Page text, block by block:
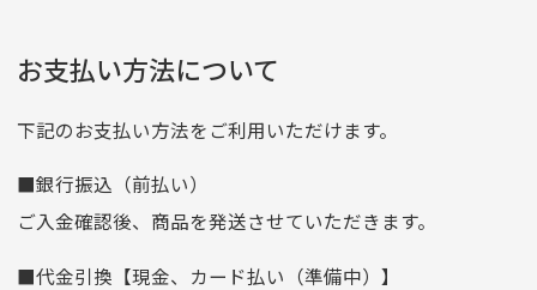
[…]
りますのでご了承くださいませ。
支店名
和歌山支店
口座種別
普通
口座番号
0255557
口座名義
株式会社一条
お支払い方法について
下記のお支払い方法をご利用いただけます。
■銀行振込（前払い）
ご入金確認後、商品を発送させていただきます。
■代金引換【現金、カード払い（準備中）】